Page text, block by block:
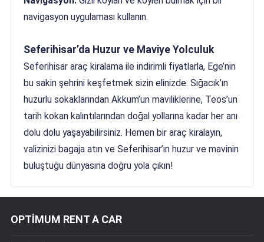
navigasyon uygulaması kullanın.
Seferihisar’da Huzur ve Maviye Yolculuk
Seferihisar araç kiralama ile indirimli fiyatlarla, Ege’nin
bu sakin şehrini keşfetmek sizin elinizde. Sığacık’ın
huzurlu sokaklarından Akkum’un maviliklerine, Teos’un
tarih kokan kalıntılarından doğal yollarına kadar her anı
dolu dolu yaşayabilirsiniz. Hemen bir araç kiralayın,
valizinizi bagaja atın ve Seferihisar’ın huzur ve mavinin
buluştuğu dünyasına doğru yola çıkın!
OPTİMUM RENT A CAR